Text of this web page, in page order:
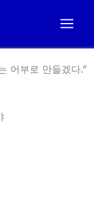
어부로 만들겠다.”